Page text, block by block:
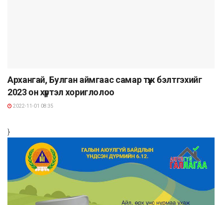
Архангай, Булган аймгаас самар түүж бэлтгэхийг
2023 он хүртэл хориглолоо
2022-11-01 08:35
}